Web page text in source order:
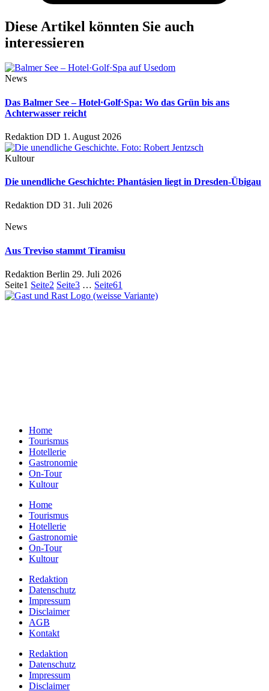
Diese Artikel könnten Sie auch
interessieren
News
Das Balmer See – Hotel·Golf·Spa: Wo das Grün bis ans
Achterwasser reicht
Redaktion DD 1. August 2026
Kultour
Die unendliche Geschichte: Phantásien liegt in Dresden-Übigau
Redaktion DD 31. Juli 2026
News
Aus Treviso stammt Tiramisu
Redaktion Berlin 29. Juli 2026
Seite1 Seite2 Seite3 … Seite61
Home
Tourismus
Hotellerie
Gastronomie
On-Tour
Kultour
Home
Tourismus
Hotellerie
Gastronomie
On-Tour
Kultour
Redaktion
Datenschutz
Impressum
Disclaimer
AGB
Kontakt
Redaktion
Datenschutz
Impressum
Disclaimer